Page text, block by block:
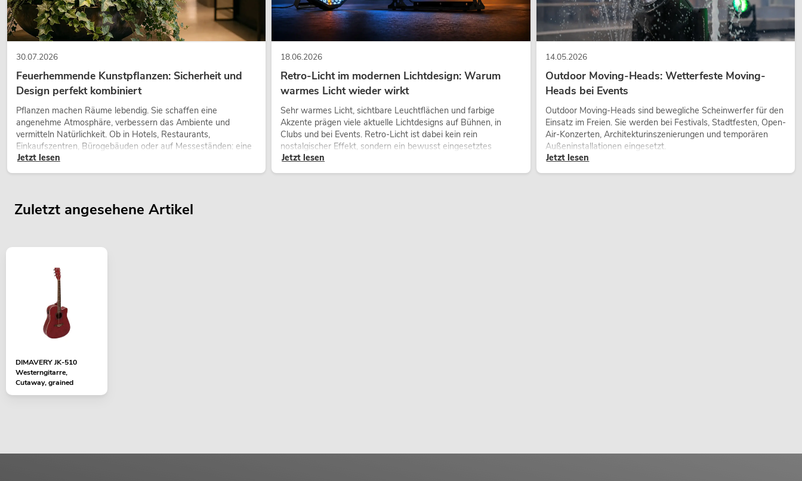
30.07.2026
Feuerhemmende Kunstpflanzen: Sicherheit und
Design perfekt kombiniert
Pflanzen machen Räume lebendig. Sie schaffen eine
angenehme Atmosphäre, verbessern das Ambiente und
vermitteln Natürlichkeit. Ob in Hotels, Restaurants,
Einkaufszentren, Bürogebäuden oder auf Messeständen: eine
hochwertige Begrünung gehört heute längst zum modernen
Raumkonzept.
Jetzt lesen
18.06.2026
Retro-Licht im modernen Lichtdesign: Warum
warmes Licht wieder wirkt
Sehr warmes Licht, sichtbare Leuchtflächen und farbige
Akzente prägen viele aktuelle Lichtdesigns auf Bühnen, in
Clubs und bei Events. Retro-Licht ist dabei kein rein
nostalgischer Effekt, sondern ein bewusst eingesetztes
Gestaltungsmittel: Es schafft Atmosphäre, gibt Szenen
Charakter und kann technische LED-Setups emotionaler
Jetzt lesen
14.05.2026
Outdoor Moving-Heads: Wetterfeste Moving-
Heads bei Events
Outdoor Moving-Heads sind bewegliche Scheinwerfer für den
Einsatz im Freien. Sie werden bei Festivals, Stadtfesten, Open-
Air-Konzerten, Architekturinszenierungen und temporären
Außeninstallationen eingesetzt.
Jetzt lesen
Zuletzt angesehene Artikel
DIMAVERY JK-510
Westerngitarre,
Cutaway, grained